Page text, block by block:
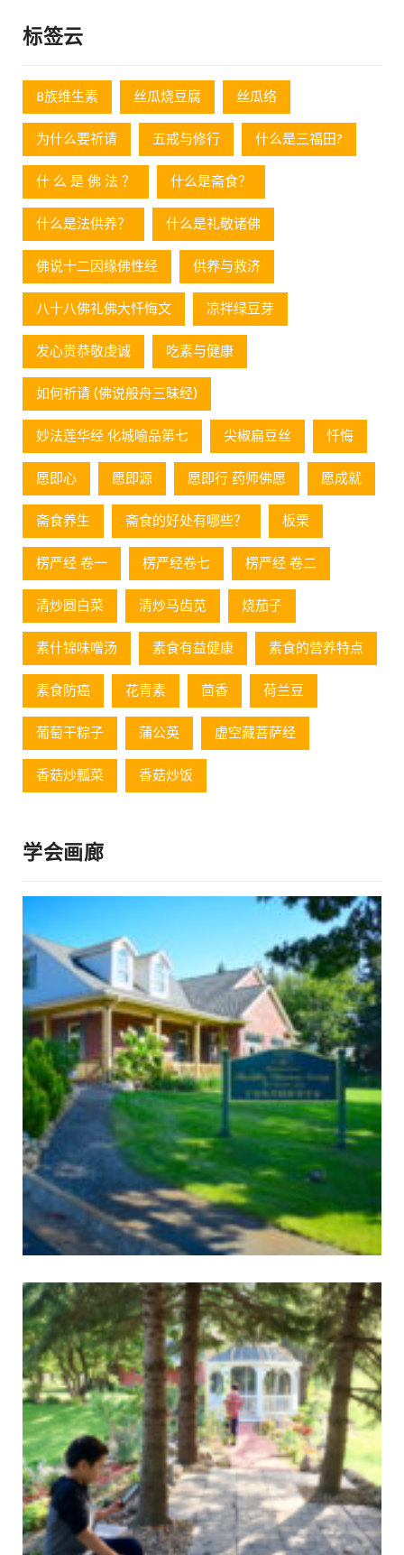
标签云
B族维生素 丝瓜烧豆腐 丝瓜络
为什么要祈请 五戒与修行 什么是三福田?
什 么 是 佛 法 ？ 什么是斋食？
什么是法供养？ 什么是礼敬诸佛
佛说十二因缘佛性经 供养与救济
八十八佛礼佛大忏悔文 凉拌绿豆芽
发心贵恭敬虔诚 吃素与健康
如何祈请 (佛说般舟三昧经)
妙法莲华经 化城喻品第七 尖椒扁豆丝 忏悔
愿即心 愿即源 愿即行 药师佛愿 愿成就
斋食养生 斋食的好处有哪些？ 板栗
楞严经 卷一 楞严经卷七 楞严经 卷二
清炒圆白菜 清炒马齿苋 烧茄子
素什锦味噌汤 素食有益健康 素食的营养特点
素食防癌 花青素 茴香 荷兰豆
葡萄⼲粽⼦ 蒲公英 虚空藏菩萨经
香菇炒瓢菜 香菇炒饭
学会画廊